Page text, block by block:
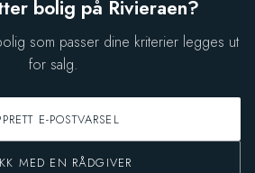
bolig på Rivieraen?
som passer dine kriterier legges ut
for salg.
E-POSTVARSEL
MED EN RÅDGIVER